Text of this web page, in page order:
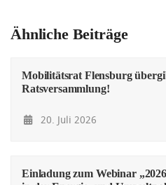
Ähnliche Beiträge
Mobilitätsrat Flensburg
Ratsversammlung!
20. Juli 2026
Einladung zum Webinar